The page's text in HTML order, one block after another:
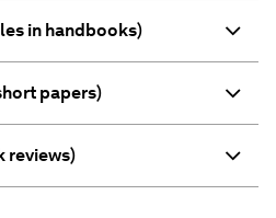
in handbooks)
papers)
reviews)